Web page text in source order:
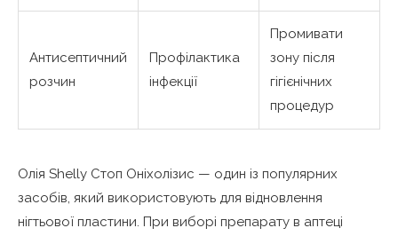
Антисептичний
розчин
Профілактика
інфекції
Промивати
зону після
гігієнічних
процедур
Олія Shelly Стоп Оніхолізис — один із популярних
засобів, який використовують для відновлення
нігтьової пластини. При виборі препарату в аптеці